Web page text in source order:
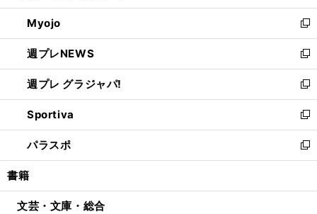
開
く
ウ
で
開
く
ン
ド
ウ
で
開
く
ウ
ィ
ン
ド
ウ
で
開
く
Myojo
新
し
い
ウ
ィ
ン
ド
ウ
で
開
週プレNEWS
新
し
い
ウ
ィ
ン
ド
ウ
開
週プレ グラジャパ!
新
し
い
ウ
ィ
ン
ウ
Sportiva
新
し
い
ウ
ン
パラスポ
新
し
ウ
書籍
文芸・文庫・総合